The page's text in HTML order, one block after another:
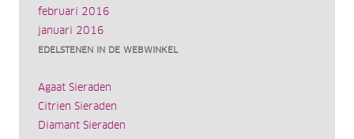
februari 2016
januari 2016
EDELSTENEN IN DE WEBWINKEL
Agaat Sieraden
Citrien Sieraden
Diamant Sieraden